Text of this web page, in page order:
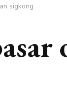
sigkong